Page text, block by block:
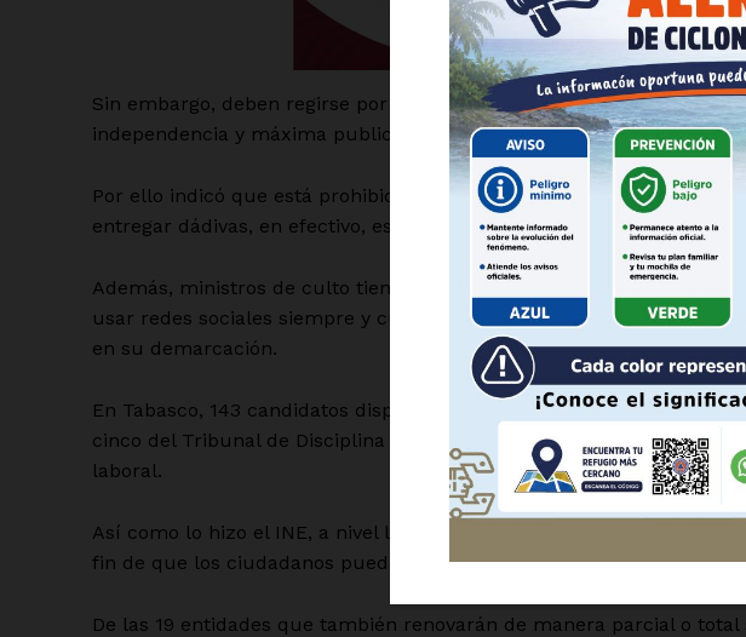
Luces
Del Siglo
SUSCRÍBETE AHORA
Sin embargo, deben regirse por los principios de legalidad,
independencia y máxima publicidad.
Por ello indicó que está prohibido el uso de recursos públicos para
entregar dádivas, en efectivo, especie o servicios.
Además, ministros de culto tienen prohibido participar, no deben
usar redes sociales siempre y cuando que no paguen por aparecer
en su demarcación.
En Tabasco, 143 candidatos disputan 72 posiciones: 12
cinco del Tribunal de Disciplina Judicial, así como 55 juzgados en
laboral.
Así como lo hizo el INE, a nivel local, los organismos electorales
fin de que los ciudadanos puedan tener más información de sus
De las 19 entidades que también renovarán de manera parcial o